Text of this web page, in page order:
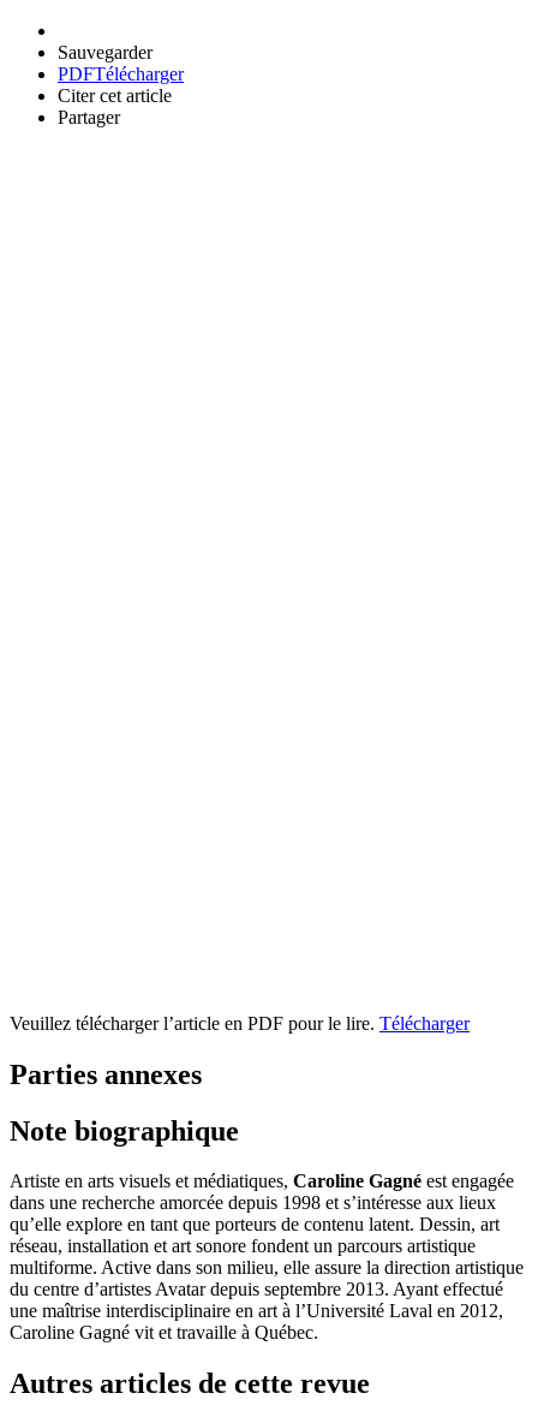
Sauvegarder
PDFTélécharger
Citer cet article
Partager
Veuillez télécharger l’article en PDF pour le lire. Télécharger
Parties annexes
Note biographique
Artiste en arts visuels et médiatiques, Caroline Gagné est engagée
dans une recherche amorcée depuis 1998 et s’intéresse aux lieux
qu’elle explore en tant que porteurs de contenu latent. Dessin, art
réseau, installation et art sonore fondent un parcours artistique
multiforme. Active dans son milieu, elle assure la direction artistique
du centre d’artistes Avatar depuis septembre 2013. Ayant effectué
une maîtrise interdisciplinaire en art à l’Université Laval en 2012,
Caroline Gagné vit et travaille à Québec.
Autres articles de cette revue